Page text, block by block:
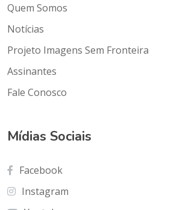
Quem Somos
Notícias
Projeto Imagens Sem Fronteira
Assinantes
Fale Conosco
Mídias Sociais
Facebook
Instagram